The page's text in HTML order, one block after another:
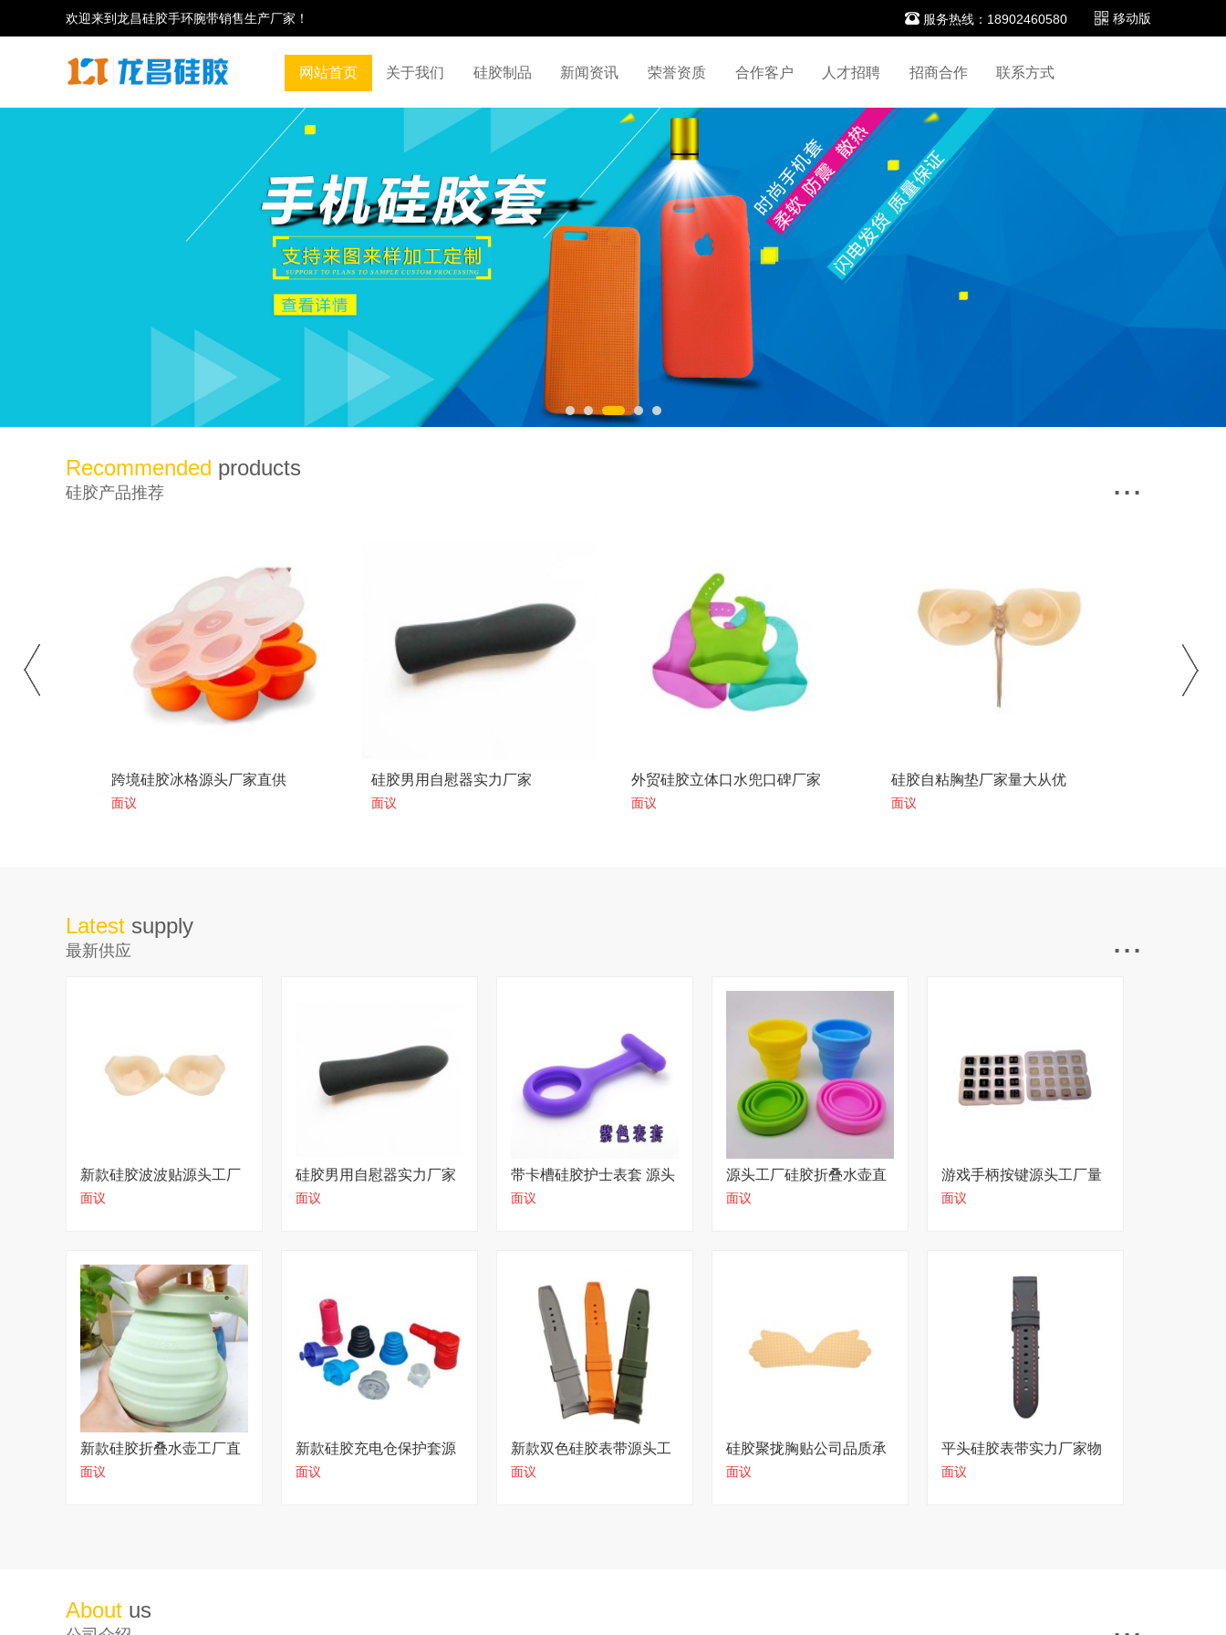
欢迎来到龙昌硅胶手环腕带销售生产厂家！  服务热线：18902460580 移动版
网站首页 关于我们 硅胶制品 新闻资讯 荣誉资质 合作客户 人才招聘 招商合作 联系方式
Recommended products
硅胶产品推荐 ...
硅胶男用自慰器实力厂家
面议
外贸硅胶立体口水兜口碑厂家
面议
硅胶自粘胸垫厂家量大从优
面议
新款硅胶乳贴 实力厂家直供价
面议
Latest supply
最新供应 ...
新款硅胶波波贴源头工厂
直供价
面议
硅胶男用自慰器实力厂家
面议
带卡槽硅胶护士表套 源头
工厂
面议
源头工厂硅胶折叠水壶直
供价
面议
游戏手柄按键源头工厂量
大从优
面议
新款硅胶折叠水壶工厂直
营
面议
新款硅胶充电仓保护套源
头工厂定制
面议
新款双色硅胶表带源头工
厂包售后
面议
硅胶聚拢胸贴公司品质承
诺
面议
平头硅胶表带实力厂家物
美价廉
面议
About us ...